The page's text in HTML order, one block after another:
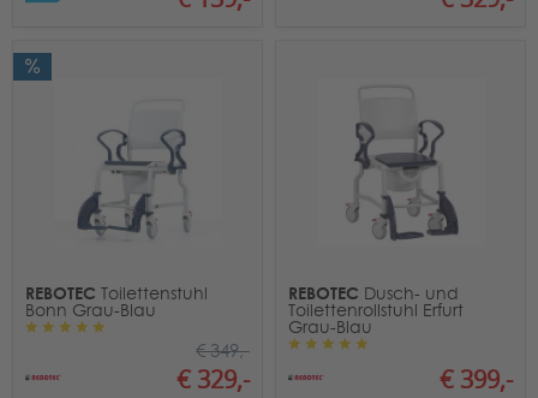
REBOTEC Toilettenstuhl
Bonn Grau-Blau
€ 329,-
€ 349,-
REBOTEC Dusch- und
Toilettenrollstuhl Erfurt
Grau-Blau
€ 399,-